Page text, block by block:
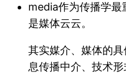
media作为传播学最
是媒体云云。
其实媒介、媒体的
息传播中介、技术